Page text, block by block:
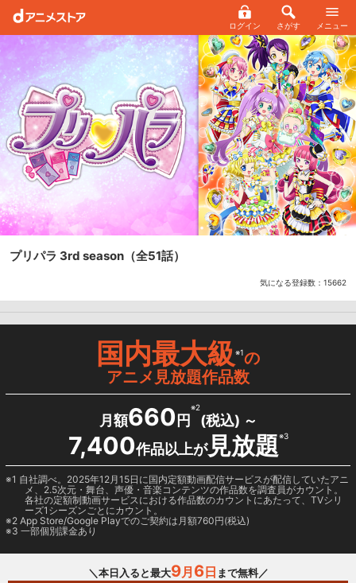
ログイン さがす メニュー
プリパラ 3rd season （全51話）
気になる登録数： 15662
国内最大級※1の
アニメ見放題作品数
月額660 円
※2
(税込) ～
7,400作品以上が見放題※3
1 自社調べ。2025年12月15日に国内定額動画配信サービスが配信していたアニ
メ、2.5次元・舞台、声優・音楽コンテンツの作品数を調査員がカウント。
各社の定額制動画サービスにおける作品数のカウントにあたって、TVシリ
ーズ1シーズンごとにカウント。
2 App Store/Google Playでのご契約は月額760円(税込)
3 一部個別課金あり
＼本日入ると最大9月 6日 まで無料／